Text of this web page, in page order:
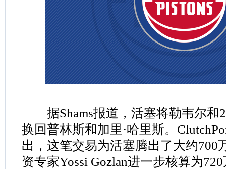
据Shams报道，活塞将勒韦尔和
换回普林斯和加里·哈里斯。
出，这笔交易为活塞腾出了大约700
资专家Yossi Gozlan进一步核算为